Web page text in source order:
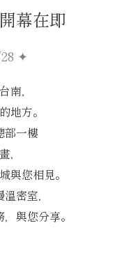
幕在即
✦
南，
地方。
部一樓
，
與您相見。
密室，
與您分享。